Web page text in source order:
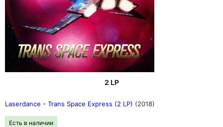
2 LP
Laserdance - Trans Space Express (2 LP) (2018)
Есть в наличии